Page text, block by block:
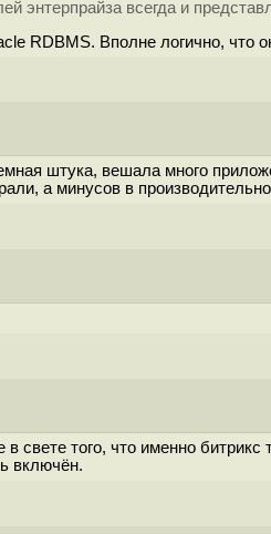
энтерпрайза всегда и
RDBMS. Вполне логично, что
штука, вешала много
а минусов в
свете того, что именно
включён.